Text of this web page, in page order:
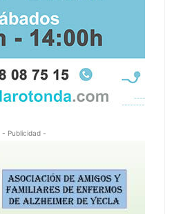
- Publicidad -